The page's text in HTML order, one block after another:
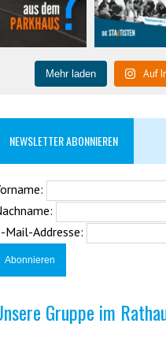
Mehr laden Auf
NEWSLETTER ABONNIEREN
Mail-Addresse:
Gruppe im